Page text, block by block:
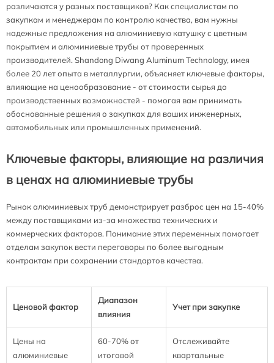
различаются у разных поставщиков? Как специалистам по
закупкам и менеджерам по контролю качества, вам нужны
надежные предложения на алюминиевую катушку с цветным
покрытием и алюминиевые трубы от проверенных
производителей. Shandong Diwang Aluminum Technology, имея
более 20 лет опыта в металлургии, объясняет ключевые факторы,
влияющие на ценообразование - от стоимости сырья до
производственных возможностей - помогая вам принимать
обоснованные решения о закупках для ваших инженерных,
автомобильных или промышленных применений.
Ключевые факторы, влияющие на различия
в ценах на алюминиевые трубы
Рынок алюминиевых труб демонстрирует разброс цен на 15-40%
между поставщиками из-за множества технических и
коммерческих факторов. Понимание этих переменных помогает
отделам закупок вести переговоры по более выгодным
контрактам при сохранении стандартов качества.
Ценовой фактор
Диапазон
влияния
Учет при закупке
Цены на
алюминиевые
60-70% от
итоговой
Отслеживайте
квартальные